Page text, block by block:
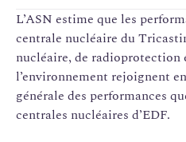
réacteurs à eau
900 Mwe chacun.
Les réacteurs
nucléaire de base
4 constituent
n° 88.
L’ASN estime que les
centrale nucléaire du
nucléaire, de radioprotection
l’environnement rejoignent
générale des performances
centrales nucléaires d’EDF.